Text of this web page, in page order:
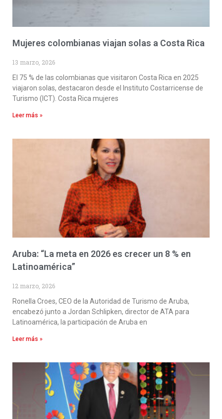
Mujeres colombianas viajan solas a Costa Rica
13 marzo, 2026
El 75 % de las colombianas que visitaron Costa Rica en 2025
viajaron solas, destacaron desde el Instituto Costarricense de
Turismo (ICT). Costa Rica mujeres
Leer más »
Aruba: “La meta en 2026 es crecer un 8 % en
Latinoamérica”
12 marzo, 2026
Ronella Croes, CEO de la Autoridad de Turismo de Aruba,
encabezó junto a Jordan Schlipken, director de ATA para
Latinoamérica, la participación de Aruba en
Leer más »